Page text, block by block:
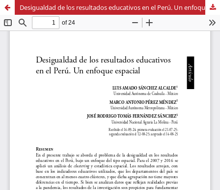
Desigualdad de los resultados educativos en el Perú. Un enfoque espacial